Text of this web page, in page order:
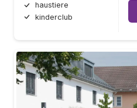
haustiere
kinderclub